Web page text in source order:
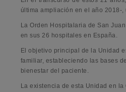
última ampliación en el año 2018-,
La Orden Hospitalaria de San
en sus 26 hospitales en España.
El objetivo principal de la Unidad
familiar, estableciendo las bases
bienestar del paciente.
La existencia de esta Unidad en